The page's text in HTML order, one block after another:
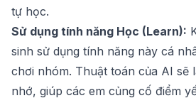
tự học.
Sử dụng tính năng Học (Learn):
sinh sử dụng tính năng này cá
chơi nhóm. Thuật toán của AI sẽ
nhớ, giúp các em củng cố điểm